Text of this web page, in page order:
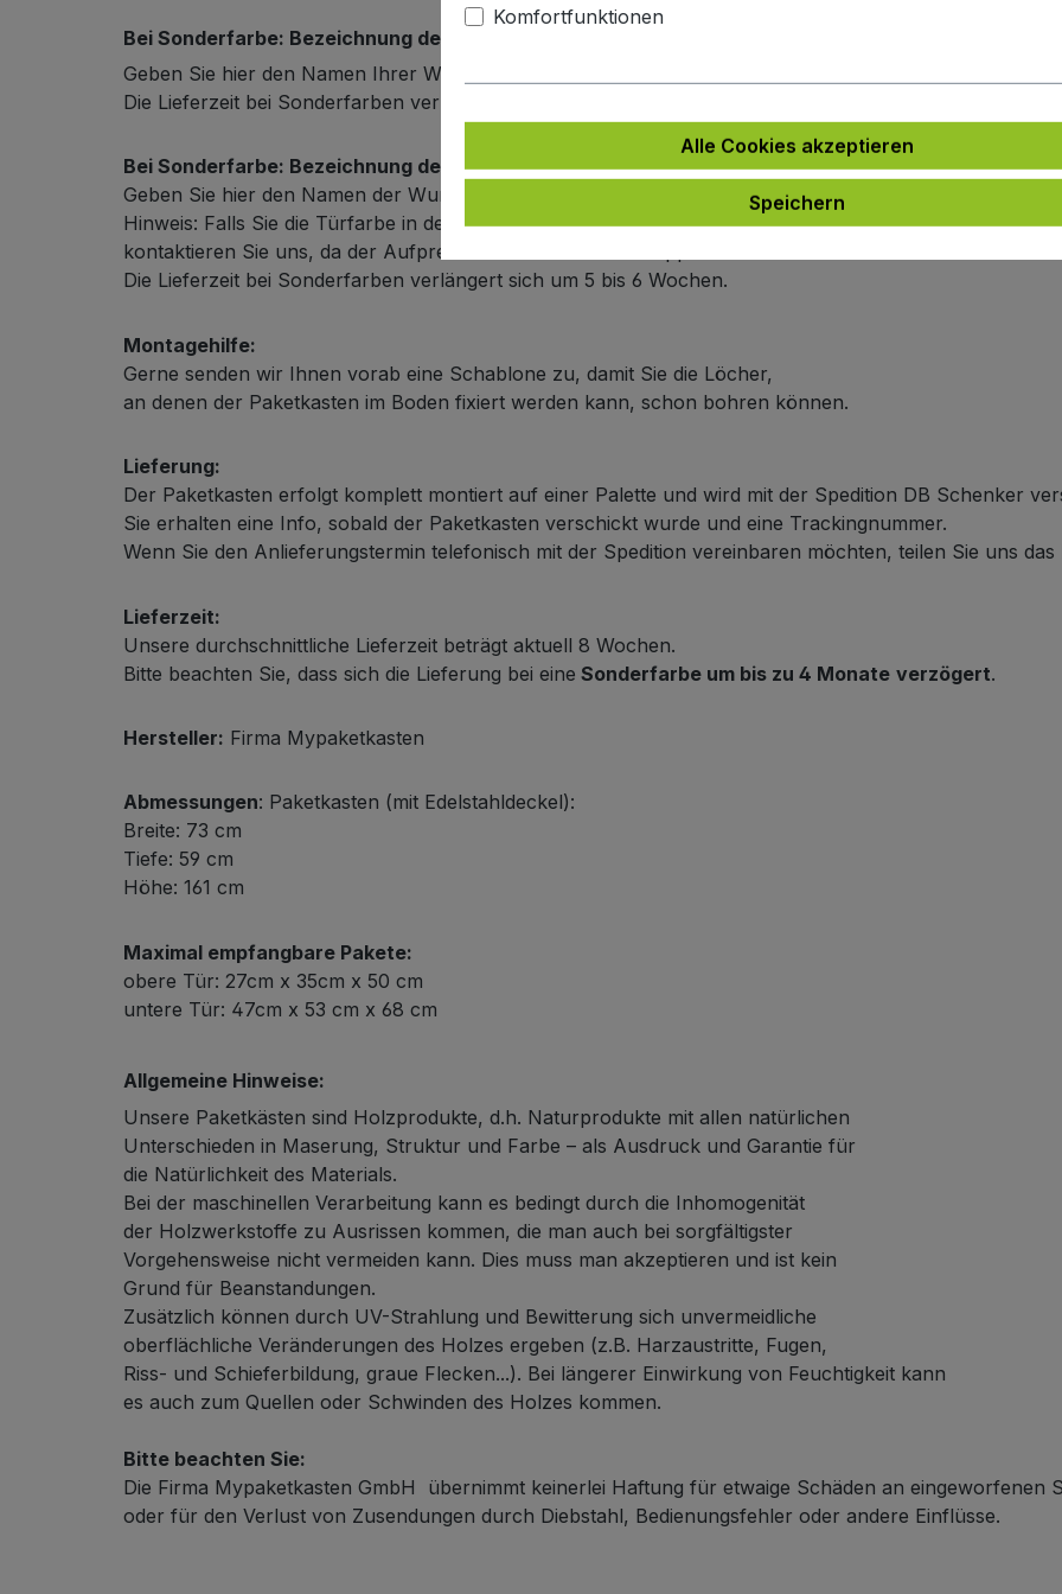
Bei Sonderfarbe: Bezeichnung der Türfarbe
Geben Sie hier den Namen Ihrer Wunschfarbe an.
Die Lieferzeit bei Sonderfarben verlängert sich um 5 bis 6 Wochen.
Bei Sonderfarbe: Bezeichnung der Außenfarbe
Geben Sie hier den Namen der Wunschfarbe an.
Hinweis: Falls Sie die Türfarbe in der selben Farbe wie die Frontplattenfarbe haben möchten,
kontaktieren Sie uns, da der Aufpreis in dieser Linie nicht doppelt berechnet wird.
Die Lieferzeit bei Sonderfarben verlängert sich um 5 bis 6 Wochen.
Montagehilfe:
Gerne senden wir Ihnen vorab eine Schablone zu, damit Sie die Löcher,
an denen der Paketkasten im Boden fixiert werden kann, schon bohren können.
Lieferung:
Der Paketkasten erfolgt komplett montiert auf einer Palette und wird mit der Spedition DB Schenker
Sie erhalten eine Info, sobald der Paketkasten verschickt wurde und eine Trackingnummer.
Wenn Sie den Anlieferungstermin telefonisch mit der Spedition vereinbaren möchten, teilen Sie uns das
Lieferzeit:
Unsere durchschnittliche Lieferzeit beträgt aktuell 8 Wochen.
Bitte beachten Sie, dass sich die Lieferung bei eine Sonderfarbe um bis zu 4 Monate verzögert.
Hersteller: Firma Mypaketkasten
Abmessungen: Paketkasten (mit Edelstahldeckel):
Breite: 73 cm
Tiefe: 59 cm
Höhe: 161 cm
Maximal empfangbare Pakete:
obere Tür: 27cm x 35cm x 50 cm
untere Tür: 47cm x 53 cm x 68 cm
Allgemeine Hinweise:
Unsere Paketkästen sind Holzprodukte, d.h. Naturprodukte mit allen natürlichen
Unterschieden in Maserung, Struktur und Farbe – als Ausdruck und Garantie für
die Natürlichkeit des Materials.
Bei der maschinellen Verarbeitung kann es bedingt durch die Inhomogenität
der Holzwerkstoffe zu Ausrissen kommen, die man auch bei sorgfältigster
Vorgehensweise nicht vermeiden kann. Dies muss man akzeptieren und ist kein
Grund für Beanstandungen.
Zusätzlich können durch UV-Strahlung und Bewitterung sich unvermeidliche
oberflächliche Veränderungen des Holzes ergeben (z.B. Harzaustritte, Fugen,
Riss- und Schieferbildung, graue Flecken...). Bei längerer Einwirkung von Feuchtigkeit kann
es auch zum Quellen oder Schwinden des Holzes kommen.
Bitte beachten Sie:
Die Firma Mypaketkasten GmbH übernimmt keinerlei Haftung für etwaige Schäden an eingeworfenen
oder für den Verlust von Zusendungen durch Diebstahl, Bedienungsfehler oder andere Einflüsse.
Komfortfunktionen
Alle Cookies akzeptieren
Speichern